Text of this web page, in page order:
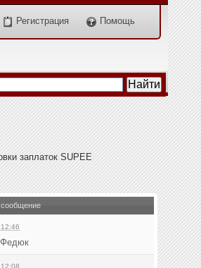
Регистрация Помощь
заплаток SUPEE